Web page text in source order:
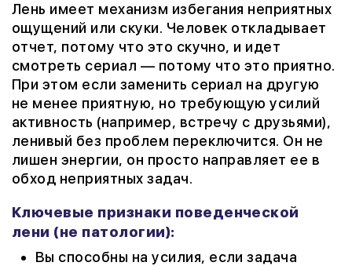
Лень имеет механизм избегания неприятных
ощущений или скуки. Человек откладывает
отчет, потому что это скучно, и идет
смотреть сериал — потому что это приятно.
При этом если заменить сериал на другую
не менее приятную, но требующую усилий
активность (например, встречу с друзьями),
ленивый без проблем переключится. Он не
лишен энергии, он просто направляет ее в
обход неприятных задач.
Ключевые признаки поведенческой
лени (не патологии):
Вы способны на усилия, если задача